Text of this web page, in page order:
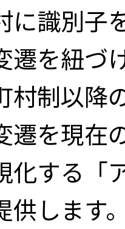
に識別子
遷を紐づ
村制以降
遷を現在
化する「
供します